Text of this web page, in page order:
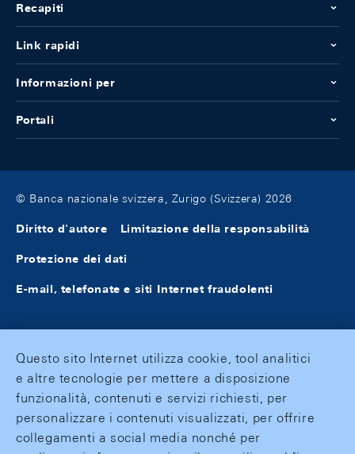
Recapiti
Link rapidi
Informazioni per
Portali
© Banca nazionale svizzera, Zurigo (Svizzera) 2026
Diritto d'autore Limitazione della responsabilità
Protezione dei dati
E-mail, telefonate e siti Internet fraudolenti
Questo sito Internet utilizza cookie, tool analitici
e altre tecnologie per mettere a disposizione
funzionalità, contenuti e servizi richiesti, per
personalizzare i contenuti visualizzati, per offrire
collegamenti a social media nonché per